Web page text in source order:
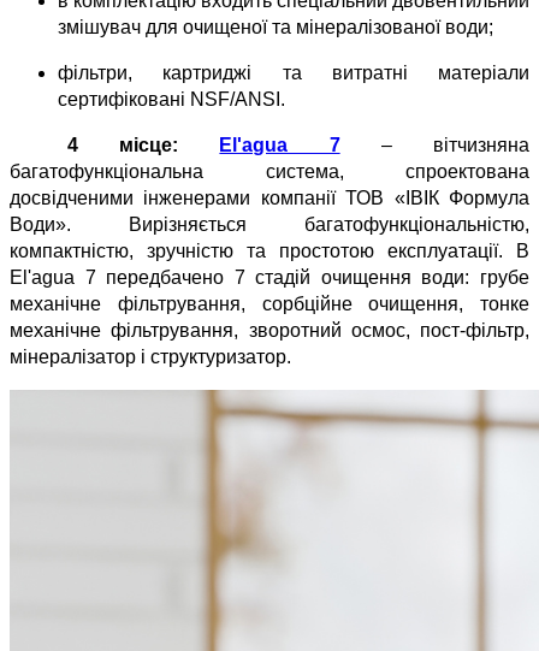
змішувач для очищеної та мінералізованої води;
фільтри, картриджі та витратні матеріали
сертифіковані NSF/ANSI.
4 місце: El'agua 7 – вітчизняна
багатофункціональна система, спроектована
досвідченими інженерами компанії ТОВ «ІВІК Формула
Води». Вирізняється багатофункціональністю,
компактністю, зручністю та простотою експлуатації. В
El'agua 7 передбачено 7 стадій очищення води: грубе
механічне фільтрування, сорбційне очищення, тонке
механічне фільтрування, зворотний осмос, пост-фільтр,
мінералізатор і структуризатор.